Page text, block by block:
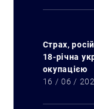
Страх,
18-річна
окупацією
16 / 06 /